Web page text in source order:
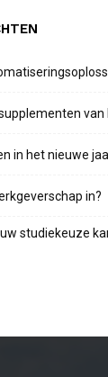
van
in het nieuwe
in?
studiekeuze